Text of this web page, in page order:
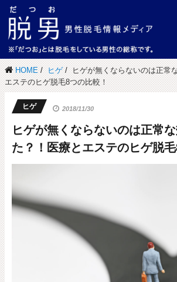
HOME ヒゲ
ヒゲが無くならないのは正常
エステのヒゲ脱毛8つの比較！
ヒゲ 2018/11/30
ヒゲが無くならないのは正常
た？！医療とエステのヒゲ脱毛